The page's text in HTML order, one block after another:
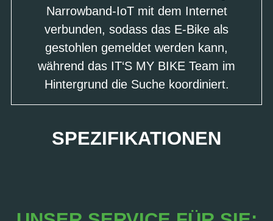
Narrowband-IoT mit dem Internet
verbunden, sodass das E-Bike als
gestohlen gemeldet werden kann,
während das IT‘S MY BIKE Team im
Hintergrund die Suche koordiniert.
SPEZIFIKATIONEN